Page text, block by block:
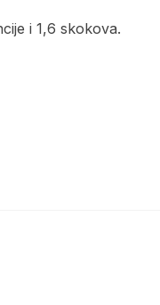
i 1,6 skokova.